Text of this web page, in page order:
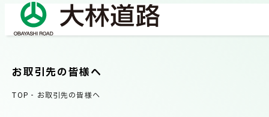
COMPANY
会社情報
お取引先の皆様へ
TOP - お取引先の皆様へ